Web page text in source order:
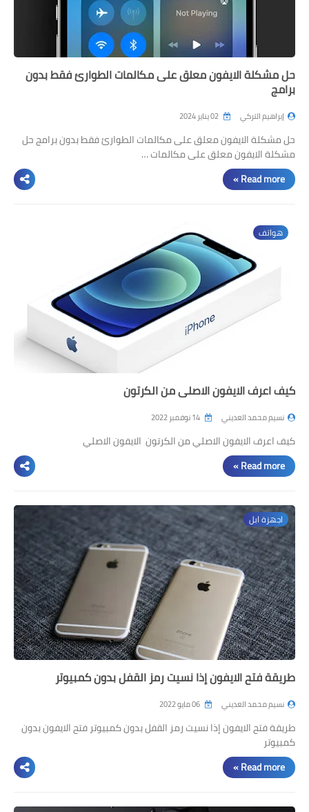
حل مشكلة الايفون معلق على مكالمات الطوارئ فقط بدون
برامج
إبراهيم التركي
حل مشكلة الايفون معلق على مكالمات الطوارئ فقط بدون برامج حل
مشكلة الايفون معلق على مكالمات …
Read more »
هواتف
كيف اعرف الايفون الاصلي من الكرتون
نسيم محمد العديني
كيف اعرف الايفون الاصلي من الكرتون الايفون الاصلي
Read more »
اجهزة ابل
طريقة فتح الايفون إذا نسيت رمز القفل بدون كمبيوتر
نسيم محمد العديني
طريقة فتح الايفون إذا نسيت رمز القفل بدون كمبيوتر فتح الايفون بدون
كمبيوتر
Read more »